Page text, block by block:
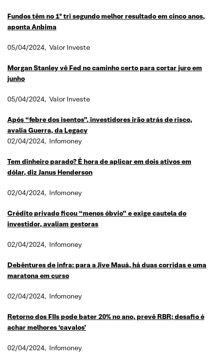
Fundos têm no 1º tri segundo melhor resultado em cinco anos,
aponta Anbima
05/04/2024, Valor Investe
Morgan Stanley vê Fed no caminho certo para cortar juro em
junho
05/04/2024, Valor Investe
Após “febre dos isentos”, investidores irão atrás de risco,
avalia Guerra, da Legacy
02/04/2024, Infomoney
Tem dinheiro parado? É hora de aplicar em dois ativos em
dólar, diz Janus Henderson
02/04/2024, Infomoney
Crédito privado ficou “menos óbvio” e exige cautela do
investidor, avaliam gestoras
02/04/2024, Infomoney
Debêntures de infra: para a Jive Mauá, há duas corridas e uma
maratona em curso
02/04/2024, Infomoney
Retorno dos FIIs pode bater 20% no ano, prevê RBR; desafio é
achar melhores ‘cavalos’
02/04/2024, Infomoney